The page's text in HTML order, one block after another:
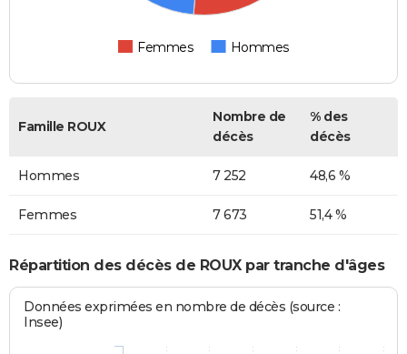
Femmes Hommes
Famille ROUX
Nombre de
décès
% des
décès
Hommes 7 252 48,6 %
Femmes 7 673 51,4 %
Répartition des décès de ROUX par tranche d'âges
Données exprimées en nombre de décès (source :
Insee)